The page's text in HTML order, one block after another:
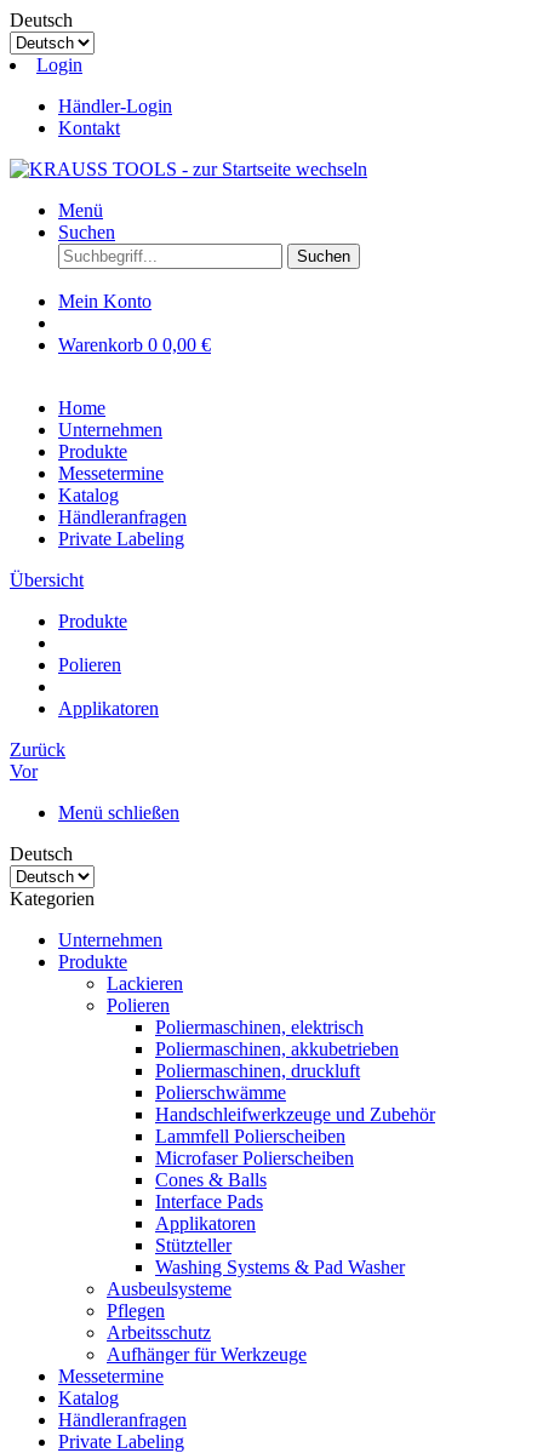
Deutsch
Login
Händler-Login
Kontakt
Menü
Suchen
Suchen
Mein Konto
Warenkorb 0 0,00 €
Home
Unternehmen
Produkte
Messetermine
Katalog
Händleranfragen
Private Labeling
Übersicht
Produkte
Polieren
Applikatoren
Zurück
Vor
Menü schließen
Deutsch
Kategorien
Unternehmen
Produkte
Lackieren
Polieren
Poliermaschinen, elektrisch
Poliermaschinen, akkubetrieben
Poliermaschinen, druckluft
Polierschwämme
Handschleifwerkzeuge und Zubehör
Lammfell Polierscheiben
Microfaser Polierscheiben
Cones & Balls
Interface Pads
Applikatoren
Stützteller
Washing Systems & Pad Washer
Ausbeulsysteme
Pflegen
Arbeitsschutz
Aufhänger für Werkzeuge
Messetermine
Katalog
Händleranfragen
Private Labeling